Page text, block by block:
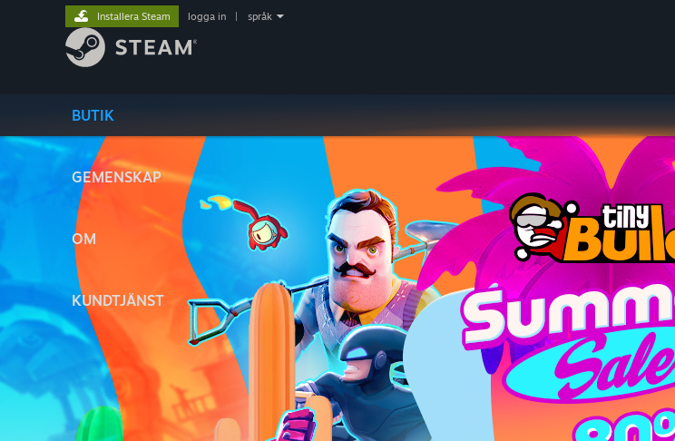
BUTIK
GEMENSKAP
OM
KUNDTJÄNST
Installera Steam logga in språk